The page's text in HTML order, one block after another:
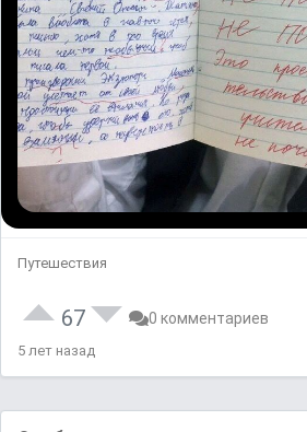
Путешествия
67 0 комментариев
5 лет назад